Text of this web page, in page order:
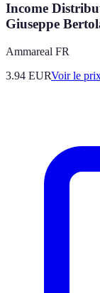
Income
Giuseppe
Ammareal FR
3.94 EURVoir le